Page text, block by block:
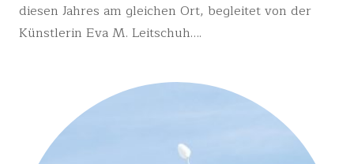
diesen Jahres am gleichen Ort, begleitet von der
Künstlerin Eva M. Leitschuh….